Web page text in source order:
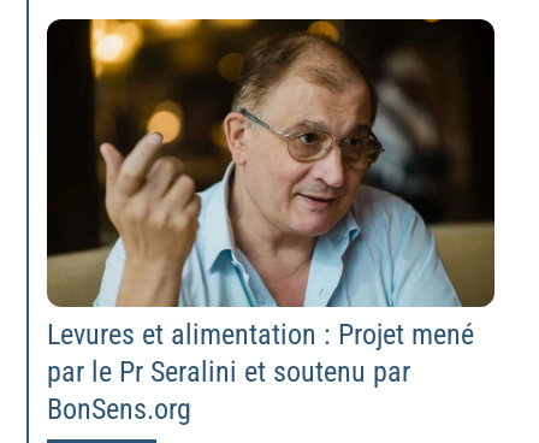
Levures et alimentation : Projet mené
par le Pr Seralini et soutenu par
BonSens.org